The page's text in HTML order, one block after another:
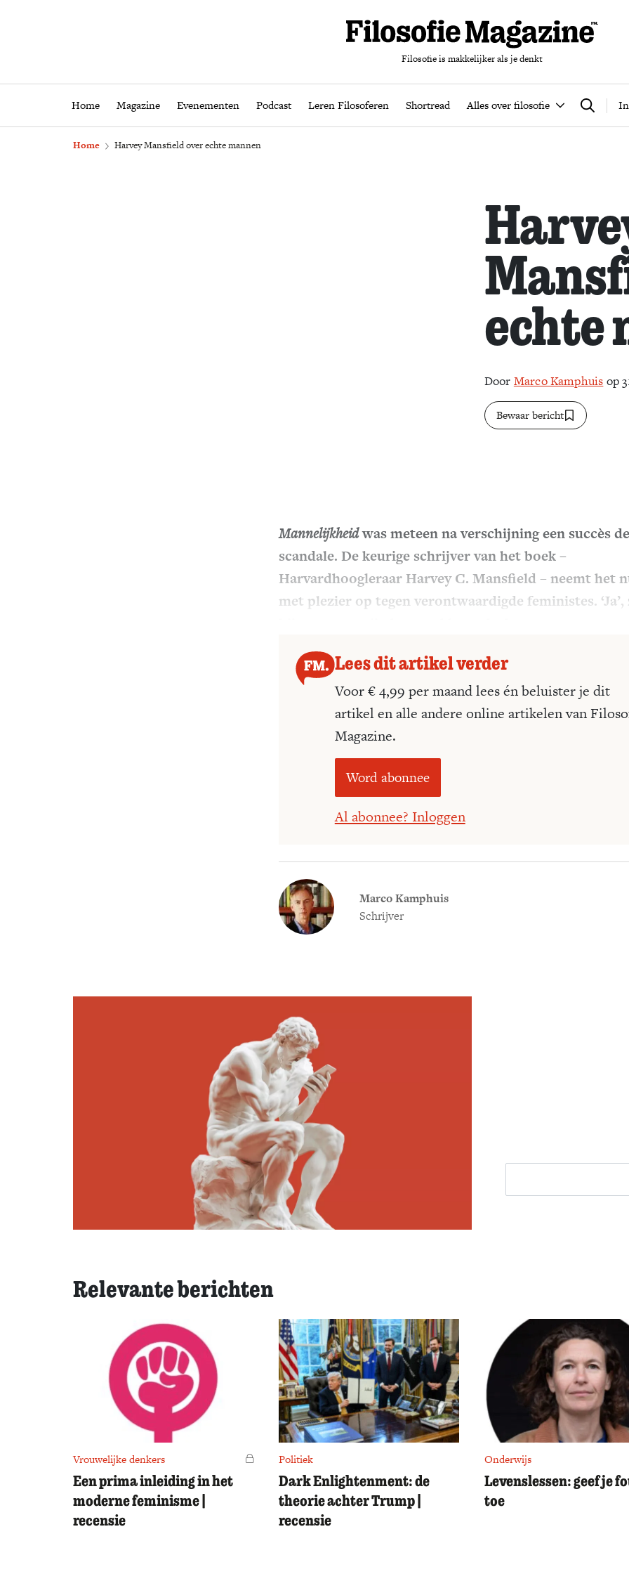
Filosofie is makkelijker als je denkt
Home Magazine Evenementen Podcast Leren Filosoferen Shortread Alles over filosofie Zoeken
Home Magazine Evenementen Podcast Leren Filosoferen Shortread Alles over
Home Harvey Mansfield over echte mannen
echte
Door Marco Kamphuis op
Bewaar bericht
Mannelijkheidwas meteen na verschijning een succès de
scandale. De keurige schrijver van het boek –
Harvardhoogleraar Harvey C. Mansfield – neemt het
met plezier op tegen verontwaardigde feministes. ‘Ja’,
Lees dit artikel verder
Voor € 4,99 per maand lees én beluister je dit
artikel en alle andere online artikelen van
Magazine.
Word abonnee
Al abonnee? Inloggen
Marco Kamphuis
Schrijver
Relevante berichten
Vrouwelijke denkers Voor leden
Een prima inleiding in het
moderne feminisme |
recensie
Politiek
Dark Enlightenment: de
theorie achter Trump |
recensie
Onderwijs
Levenslessen: geef je
toe